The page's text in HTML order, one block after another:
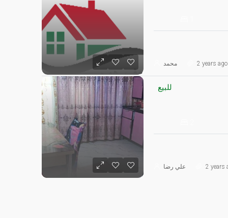
محمد 2 years ago
للبيع
علي رضا 2 years